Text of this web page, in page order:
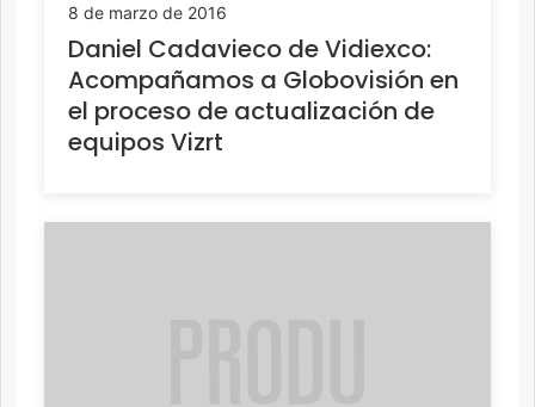
8 de marzo de 2016
Daniel Cadavieco de Vidiexco:
Acompañamos a Globovisión en
el proceso de actualización de
equipos Vizrt